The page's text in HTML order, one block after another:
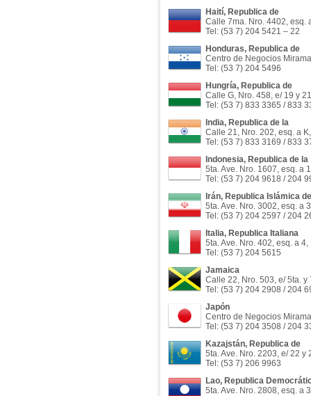
Haití, Republica de
Calle 7ma. Nro. 4402, esq.
Tel: (53 7) 204 5421 – 22
Honduras, Republica de
Centro de Negocios
Tel: (53 7) 204 5496
Hungría, Republica de
Calle G, Nro. 458, e/ 19 y
Tel: (53 7) 833 3365 / 833
India, Republica de la
Calle 21, Nro. 202, esq. a
Tel: (53 7) 833 3169 / 833
Indonesia, Republica de la
5ta. Ave. Nro. 1607, esq. a
Tel: (53 7) 204 9618 / 204
Irán, Republica Islámica de
5ta. Ave. Nro. 3002, esq. a
Tel: (53 7) 204 2597 / 204
Italia, Republica Italiana
5ta. Ave. Nro. 402, esq. a
Tel: (53 7) 204 5615
Jamaica
Calle 22, Nro. 503, e/ 5ta. y
Tel: (53 7) 204 2908 / 204
Japón
Centro de Negocios
Tel: (53 7) 204 3508 / 204
Kazajstán, Republica de
5ta. Ave. Nro. 2203, e/ 22 y
Tel: (53 7) 206 9963
Lao, Republica
5ta. Ave. Nro. 2808, esq. a